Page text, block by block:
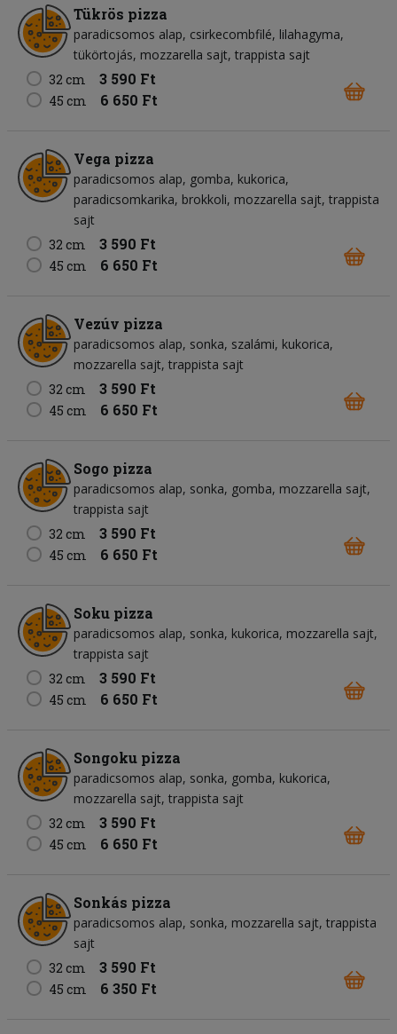
Tükrös pizza
paradicsomos alap csirkecombfilé lilahagyma
tükörtojás mozzarella sajt trappista sajt
32 cm
3 590 Ft
45 cm 6 650 Ft
Vega pizza
paradicsomos alap gomba kukorica
paradicsomkarika brokkoli mozzarella sajt trappista
sajt
32 cm
3 590 Ft
45 cm 6 650 Ft
Vezúv pizza
paradicsomos alap sonka szalámi kukorica
mozzarella sajt trappista sajt
32 cm
3 590 Ft
45 cm 6 650 Ft
Sogo pizza
paradicsomos alap sonka gomba mozzarella sajt
trappista sajt
32 cm
3 590 Ft
45 cm 6 650 Ft
Soku pizza
paradicsomos alap sonka kukorica mozzarella sajt
trappista sajt
32 cm
3 590 Ft
45 cm 6 650 Ft
Songoku pizza
paradicsomos alap sonka gomba kukorica
mozzarella sajt trappista sajt
32 cm
3 590 Ft
45 cm 6 650 Ft
Sonkás pizza
paradicsomos alap sonka mozzarella sajt trappista
sajt
32 cm
3 590 Ft
45 cm 6 350 Ft